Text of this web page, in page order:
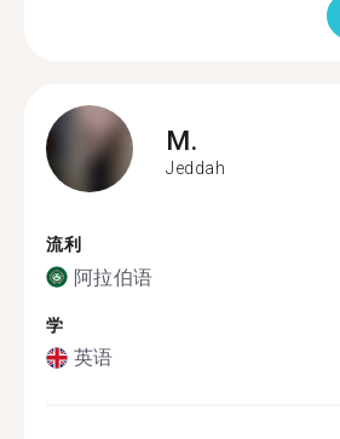
M.
Jeddah
流利
阿拉伯语
学
英语